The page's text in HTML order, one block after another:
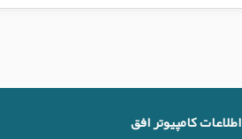
اطلاعات کامپیوتر افق